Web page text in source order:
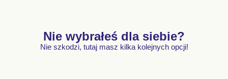
Nie wybrałeś dla siebie?
Nie szkodzi, tutaj masz kilka kolejnych opcji!